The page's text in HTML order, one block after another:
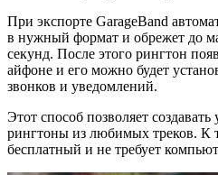
При экспорте GarageBand
в нужный формат и обрежет до
секунд. После этого рингтон
айфоне и его можно будет
звонков и уведомлений.
Этот способ позволяет
рингтоны из любимых треков. К
бесплатный и не требует